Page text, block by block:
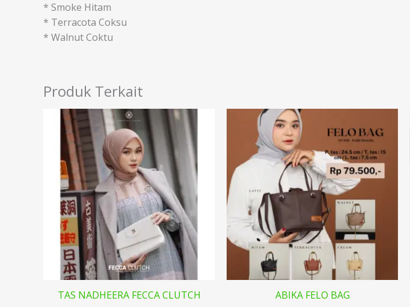
* Smoke Hitam
* Terracota Coksu
* Walnut Coktu
Produk Terkait
TAS NADHEERA FECCA CLUTCH ABIKA FELO BAG